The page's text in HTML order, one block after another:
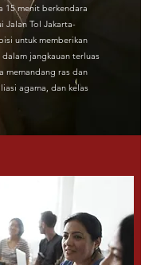
15 menit berkendara
Jalan Tol Jakarta-
untuk memberikan
jangkauan terluas
memandang ras dan
agama, dan kelas